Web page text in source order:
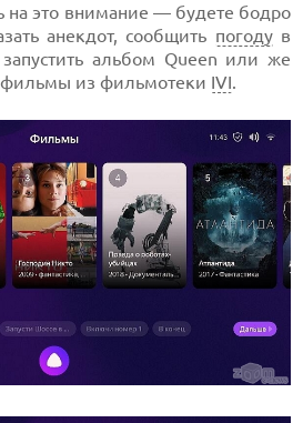
на это внимание — будете бодро
анекдот, сообщить погодув
альбом Queen или же
фильмы из фильмотеки IVI